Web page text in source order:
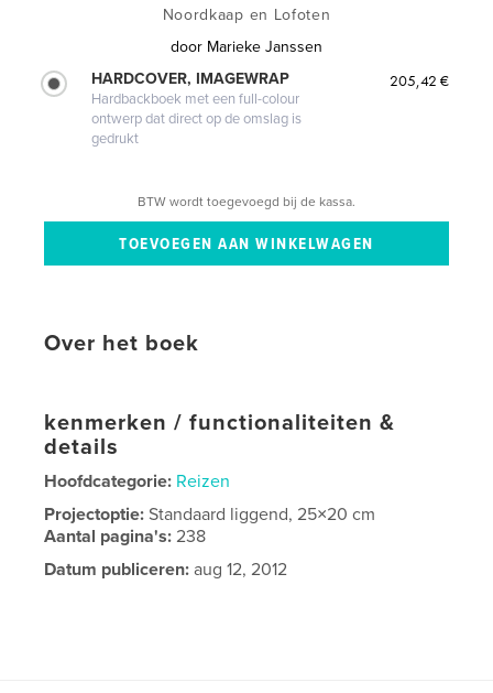
Noordkaap en Lofoten
door Marieke Janssen
HARDCOVER, IMAGEWRAP
Hardbackboek met een full-colour
ontwerp dat direct op de omslag is
gedrukt
205,42 €
BTW wordt toegevoegd bij de kassa.
Over het boek
kenmerken / functionaliteiten &
details
Hoofdcategorie: Reizen
Projectoptie:Standaard liggend, 25×20 cm
Aantal pagina's:238
Datum publiceren: aug 12, 2012